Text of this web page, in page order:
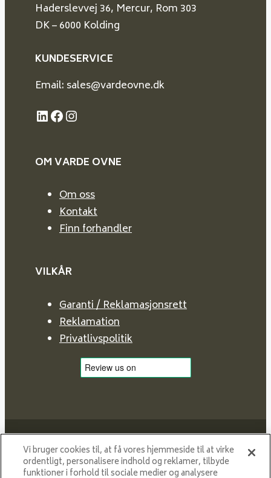
Haderslevvej 36, Mercur, Rom 303
DK – 6000 Kolding
KUNDESERVICE
Email: sales@vardeovne.dk
LinkedIn
Facebook
Instagram
OM VARDE OVNE
Om oss
Kontakt
Finn forhandler
VILKÅR
Garanti / Reklamasjonsrett
Reklamation
Privatlivspolitik
Vi bruger cookies til, at få vores hjemmeside til at virke
ordentligt, personalisere indhold og reklamer, tilbyde
funktioner i forhold til sociale medier og analysere